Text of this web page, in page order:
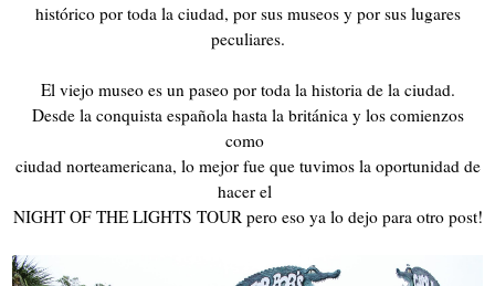
histórico por toda la ciudad, por sus museos y por sus lugares
peculiares.
El viejo museo es un paseo por toda la historia de la ciudad.
Desde la conquista española hasta la británica y los comienzos
como
ciudad norteamericana, lo mejor fue que tuvimos la oportunidad de
hacer el
NIGHT OF THE LIGHTS TOUR pero eso ya lo dejo para otro post!